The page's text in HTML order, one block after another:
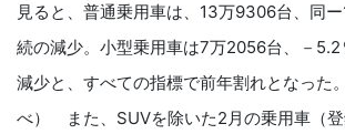
見ると、普通乗用車は、13万9306台、同
続の減少。小型乗用車は7万2056台、－
減少と、すべての指標で前年割れとなった
べ） また、SUVを除いた2月の乗用車（